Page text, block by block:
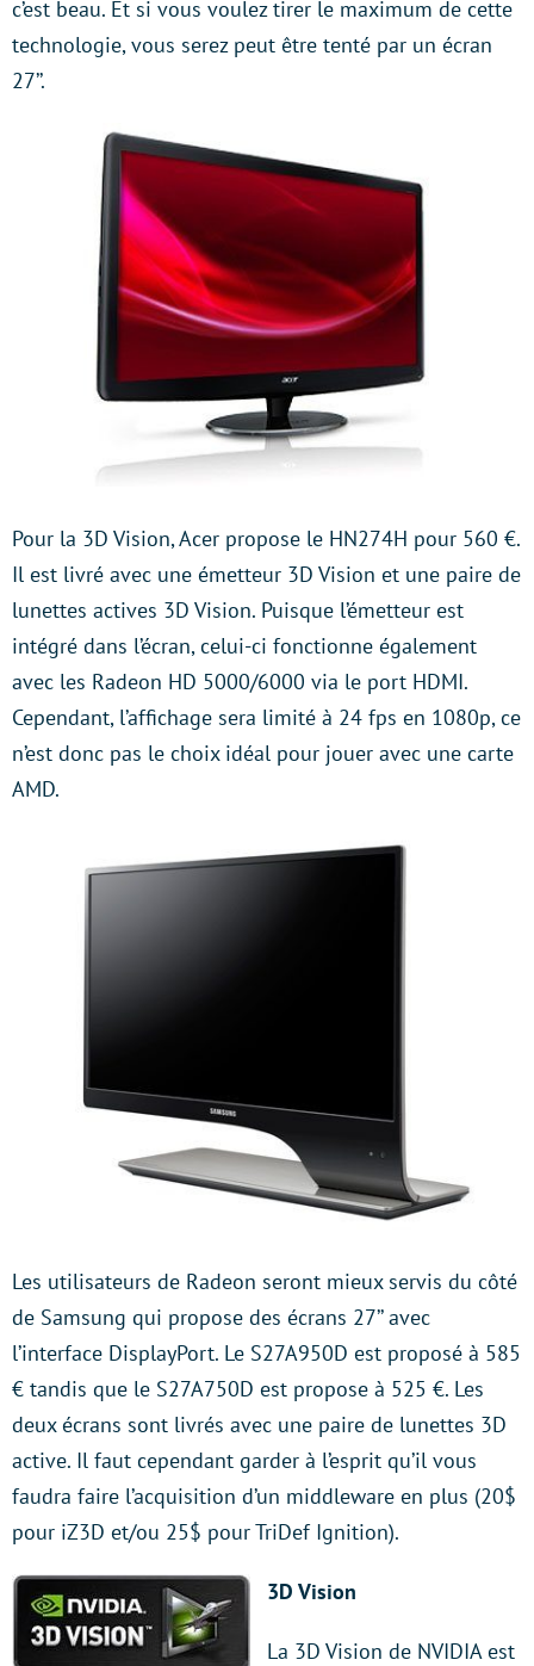
c’est beau. Et si vous voulez tirer le maximum de cette
technologie, vous serez peut être tenté par un écran
27’’.
Pour la 3D Vision, Acer propose le HN274H pour 560 €.
Il est livré avec une émetteur 3D Vision et une paire de
lunettes actives 3D Vision. Puisque l’émetteur est
intégré dans l’écran, celui-ci fonctionne également
avec les Radeon HD 5000/6000 via le port HDMI.
Cependant, l’affichage sera limité à 24 fps en 1080p, ce
n’est donc pas le choix idéal pour jouer avec une carte
AMD.
Les utilisateurs de Radeon seront mieux servis du côté
de Samsung qui propose des écrans 27’’ avec
l’interface DisplayPort. Le S27A950D est proposé à 585
€ tandis que le S27A750D est propose à 525 €. Les
deux écrans sont livrés avec une paire de lunettes 3D
active. Il faut cependant garder à l’esprit qu’il vous
faudra faire l’acquisition d’un middleware en plus (20$
pour iZ3D et/ou 25$ pour TriDef Ignition).
3D Vision
La 3D Vision de NVIDIA est